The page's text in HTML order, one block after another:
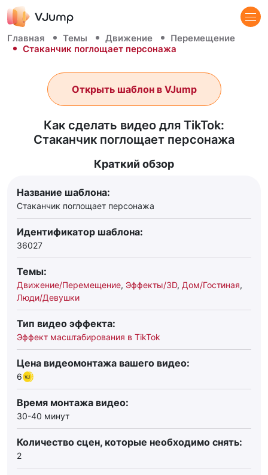
Главная Темы Движение
Перемещение
Стаканчик поглощает персонажа
Как сделать видео для TikTok:
Стаканчик поглощает персонажа
Открыть шаблон в VJump
Краткий обзор
Название шаблона:
Стаканчик поглощает персонажа
Идентификатор шаблона:
36027
Темы:
Движение/Перемещение, Эффекты/3D, Дом/Гостиная,
Люди/Девушки
Тип видео эффекта:
Эффект масштабирования в TikTok
Цена видеомонтажа вашего видео:
6
Время монтажа видео:
30-40 минут
Количество сцен, которые необходимо снять:
2